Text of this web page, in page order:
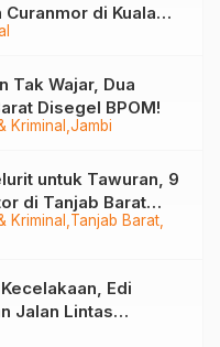
di Kuala
Kriminal Jambi
Tak Wajar, Dua
Disegel BPOM!
Kriminal Tanjab Barat
untuk Tawuran, 9
di Tanjab Barat
Edi
Jalan Lintas
di 2028